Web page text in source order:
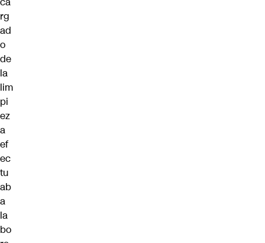
rg
ad
o
de
la
lim
pi
ez
a
ef
ec
tu
ab
a
la
bo